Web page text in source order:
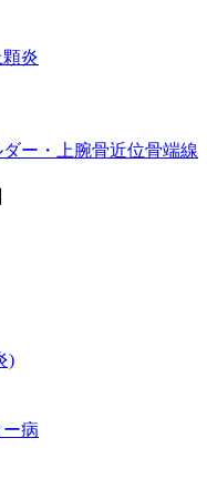
炎
ー・上腕骨近位骨端線
)
病